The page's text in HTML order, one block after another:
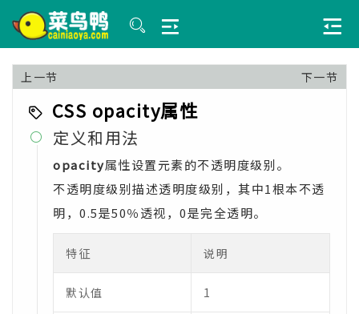
上一节 下一节
CSS opacity属性
 定义和用法
opacity属性设置元素的不透明度级别。
不透明度级别描述透明度级别，其中1根本不透
明，0.5是50％透视，0是完全透明。
特征 说明
默认值 1